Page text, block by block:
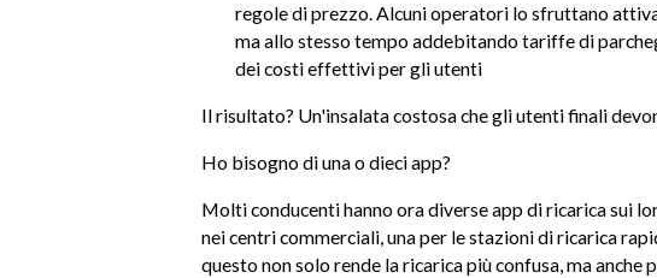
regole di prezzo. Alcuni operatori lo sfruttano
ma allo stesso tempo addebitando tariffe di
dei costi effettivi per gli utenti
Il risultato? Un'insalata costosa che gli utenti finali
Ho bisogno di una o dieci app?
Molti conducenti hanno ora diverse app di ricarica sui
nei centri commerciali, una per le stazioni di ricarica
questo non solo rende la ricarica più confusa, ma